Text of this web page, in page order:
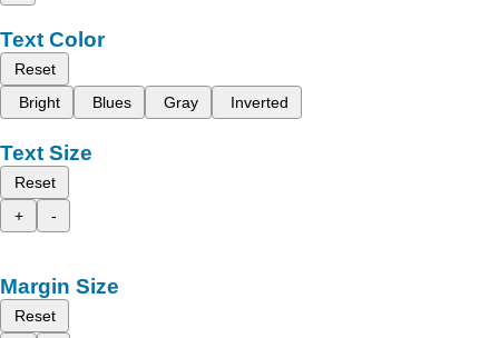
Text Color
Reset
Bright
Blues Gray Inverted
Text Size
Reset
+
-
Margin Size
Reset